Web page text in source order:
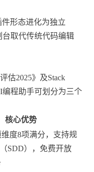
形态进化为独立
台取代传统代码编辑
估2025》及Stack
编程助手可划分为三个
核心优势
度8项满分，支持规
SDD），免费开放